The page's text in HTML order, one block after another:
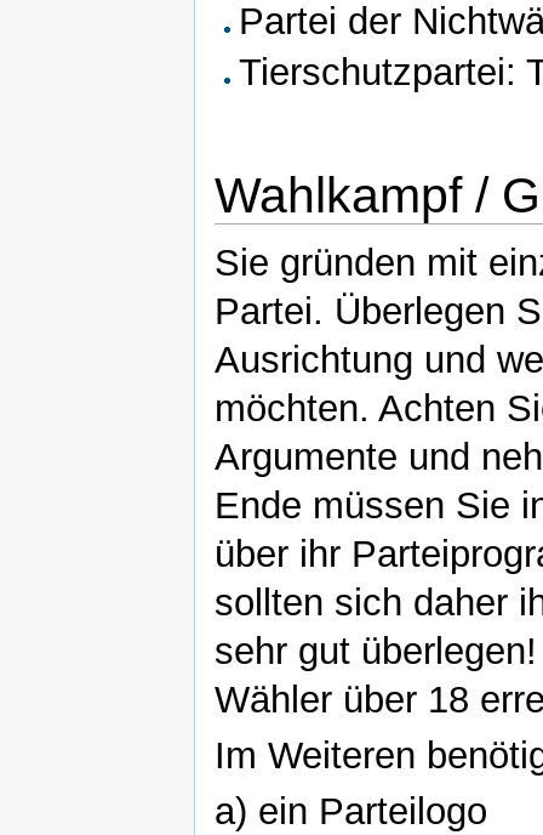
Partei der
Tierschutzpartei:
Wahlkampf /
Sie gründen mit
Partei. Überlegen
Ausrichtung und
möchten. Achten
Argumente und
Ende müssen Sie
über ihr
sollten sich daher
sehr gut
Wähler über 18
Im Weiteren
a) ein Parteilogo